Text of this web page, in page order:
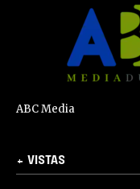
ABC Media
+ VISTAS